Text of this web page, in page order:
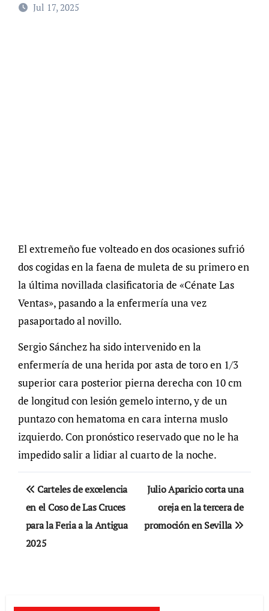
Jul 17, 2025
El extremeño fue volteado en dos ocasiones sufrió
dos cogidas en la faena de muleta de su primero en
la última novillada clasificatoria de «Cénate Las
Ventas», pasando a la enfermería una vez
pasaportado al novillo.
Sergio Sánchez ha sido intervenido en la
enfermería de una herida por asta de toro en 1/3
superior cara posterior pierna derecha con 10 cm
de longitud con lesión gemelo interno, y de un
puntazo con hematoma en cara interna muslo
izquierdo. Con pronóstico reservado que no le ha
impedido salir a lidiar al cuarto de la noche.
Navegación
de
entradas
Carteles de excelencia
en el Coso de Las Cruces
para la Feria a la Antigua
2025
Julio Aparicio corta una
oreja en la tercera de
promoción en Sevilla